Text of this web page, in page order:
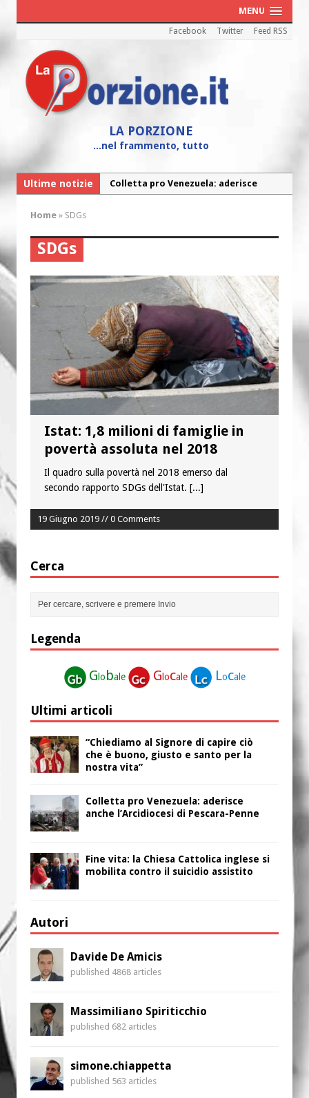
MENU
Facebook Twitter Feed RSS
LA PORZIONE
...nel frammento, tutto
Ultime notizie
Colletta pro Venezuela: aderisce
mobilita contro il suicidio assistito
Montesilvano: “Tanta la devozione”
Torna la festa di Sant’Andrea:
“Chiediamogli di legarci al bene”
“Chiediamo al Signore di capire ciò che
è buono, giusto e santo per la nostra
vita”
Home » SDGs
SDGs
Istat: 1,8 milioni di famiglie in
povertà assoluta nel 2018
Il quadro sulla povertà nel 2018 emerso dal
secondo rapporto SDGs dell'Istat. [...]
19 Giugno 2019 // 0 Comments
Cerca
Legenda
G lobale G locale Locale
Ultimi articoli
“Chiediamo al Signore di capire ciò
che è buono, giusto e santo per la
nostra vita”
Colletta pro Venezuela: aderisce
anche l’Arcidiocesi di Pescara-Penne
Fine vita: la Chiesa Cattolica inglese si
mobilita contro il suicidio assistito
Autori
Davide De Amicis
published 4868 articles
Massimiliano Spiriticchio
published 682 articles
simone.chiappetta
published 563 articles